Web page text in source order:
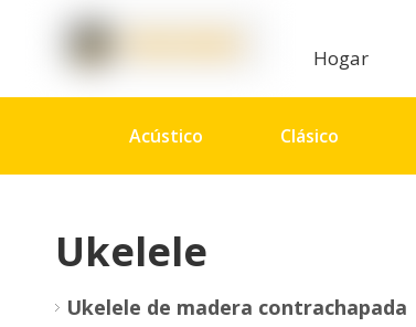
Hogar
Acústico Clásico
Ukelele
Ukelele de madera contrachapada